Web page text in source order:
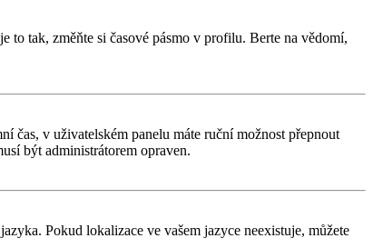
to tak, změňte si časové pásmo v profilu. Berte na vědomí,
čas, v uživatelském panelu máte ruční možnost přepnout
být administrátorem opraven.
Pokud lokalizace ve vašem jazyce neexistuje, můžete